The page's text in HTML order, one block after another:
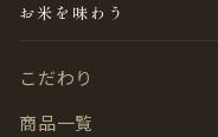
お米を味わう
こだわり
商品一覧